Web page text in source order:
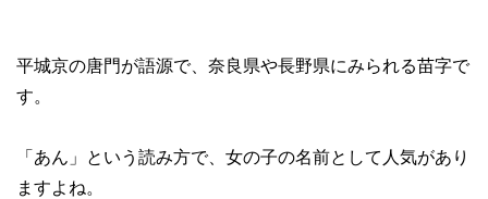
平城京の唐門が語源で、奈良県や長野県にみられる苗字で
す。
「あん」という読み方で、女の子の名前として人気があり
ますよね。